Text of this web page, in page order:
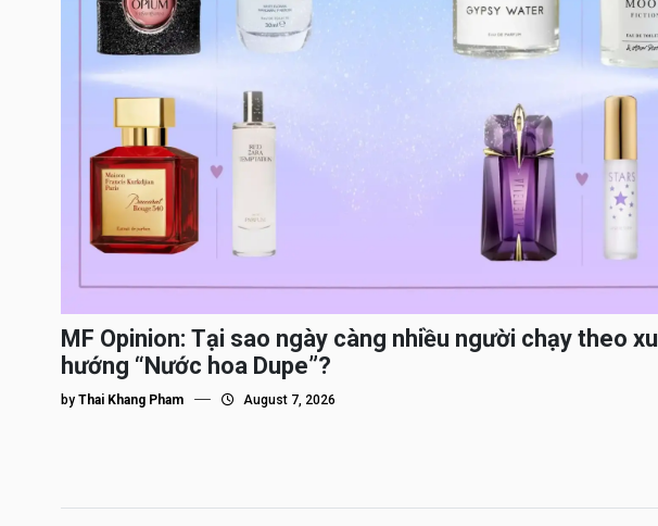
MF Opinion: Tại sao ngày càng nhiều người chạy theo xu
hướng “Nước hoa Dupe”?
by Thai Khang Pham August 7, 2026